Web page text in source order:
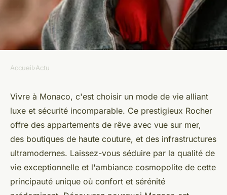
Vivre à monaco : découvrez le
luxe et la sécurité
admin•30 juin 2024 •3 min de lecture
Accueil›Actu
Vivre à Monaco, c'est choisir un mode de vie alliant
luxe et sécurité incomparable. Ce prestigieux Rocher
offre des appartements de rêve avec vue sur mer,
des boutiques de haute couture, et des infrastructures
ultramodernes. Laissez-vous séduire par la qualité de
vie exceptionnelle et l'ambiance cosmopolite de cette
principauté unique où confort et sérénité